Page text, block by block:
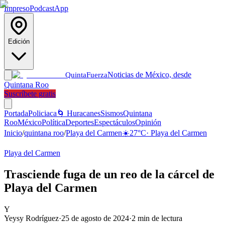
ImpresoPodcastApp
Edición
QuintaFuerzaNoticias de México, desde
Quintana Roo
Suscríbete gratis
PortadaPoliciaca 🌀 HuracanesSismosQuintana
RooMéxicoPolíticaDeportesEspectáculosOpinión
Inicio/quintana roo/Playa del Carmen☀️27°C· Playa del Carmen
Playa del Carmen
Trasciende fuga de un reo de la cárcel de
Playa del Carmen
Y
Yeysy Rodríguez·25 de agosto de 2024·2 min de lectura